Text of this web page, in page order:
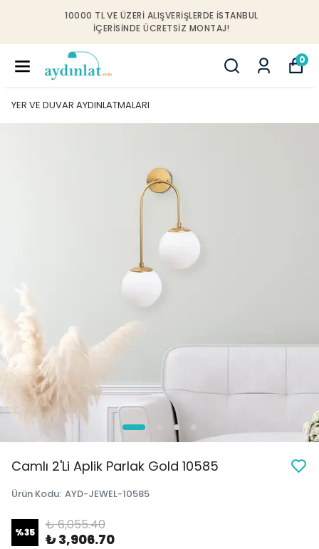
10000 TL VE ÜZERI ALIŞVERIŞLERDE İSTANBUL
IÇERISINDE ÜCRETSIZ MONTAJ!
0
YER VE DUVAR AYDINLATMALARI
Camlı 2'Li Aplik Parlak Gold 10585
Ürün Kodu: AYD-JEWEL-10585
%35 ₺ 6,055.40
₺ 3,906.70